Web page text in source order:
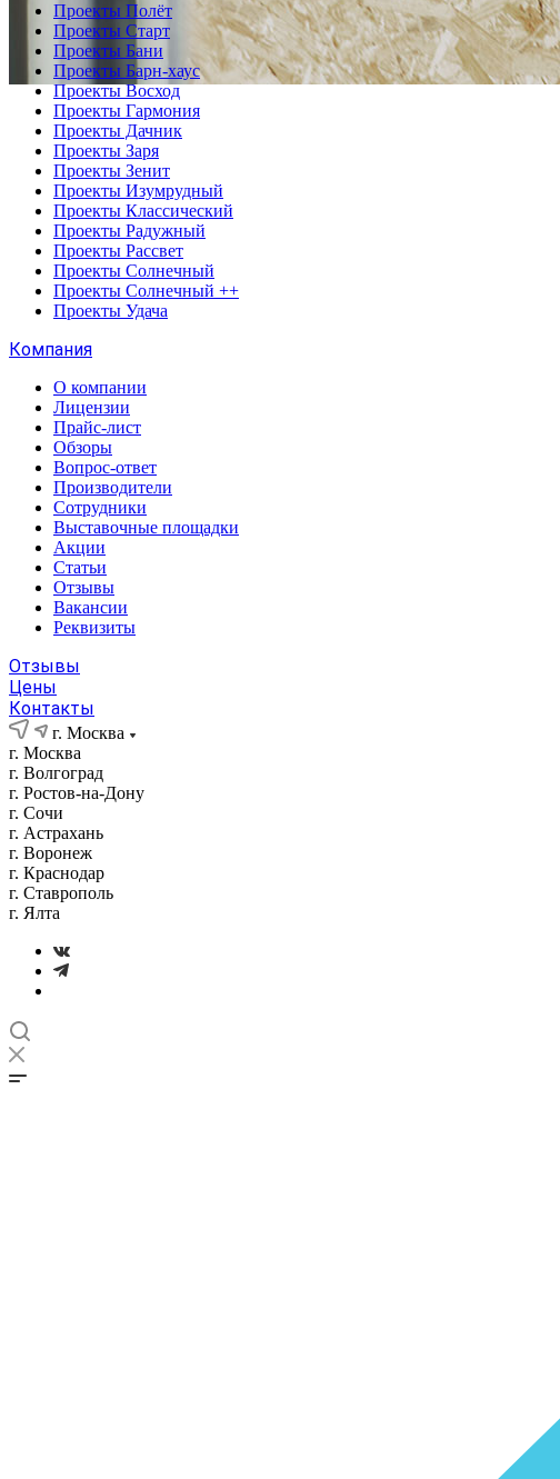
Проекты Полёт
Проекты Старт
Проекты Бани
Проекты Барн-хаус
Проекты Восход
Проекты Гармония
Проекты Дачник
Проекты Заря
Проекты Зенит
Проекты Изумрудный
Проекты Классический
Проекты Радужный
Проекты Рассвет
Проекты Солнечный
Проекты Солнечный ++
Проекты Удача
Компания
О компании
Лицензии
Прайс-лист
Обзоры
Вопрос-ответ
Производители
Сотрудники
Выставочные площадки
Акции
Статьи
Отзывы
Вакансии
Реквизиты
Отзывы
Цены
Контакты
г. Москва
г. Москва
г. Волгоград
г. Ростов-на-Дону
г. Сочи
г. Астрахань
г. Воронеж
г. Краснодар
г. Ставрополь
г. Ялта